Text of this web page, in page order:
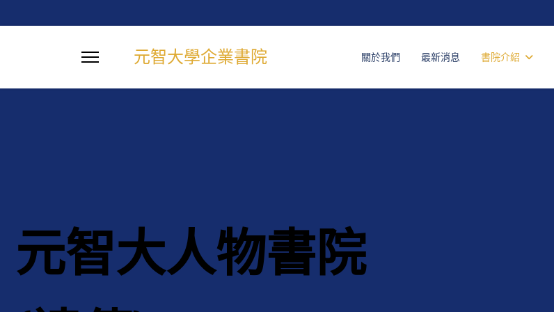
元智大學企業書院 關於我們 最新消息 書院介紹
元智大人物書院